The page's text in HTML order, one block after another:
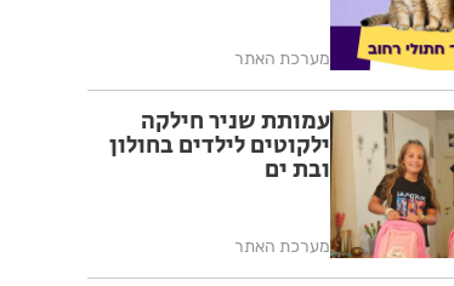
מערכת האתר
עמותת שניר חילקה
ילקוטים לילדים בחולון
ובת ים
מערכת האתר